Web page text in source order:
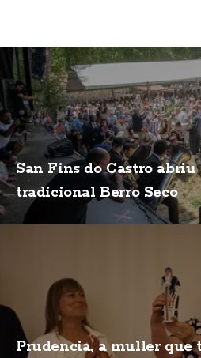
San Fins do Castro abriu
tradicional Berro Seco
Prudencia, a muller que